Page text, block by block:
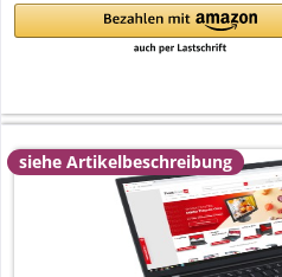
siehe Artikelbeschreibung